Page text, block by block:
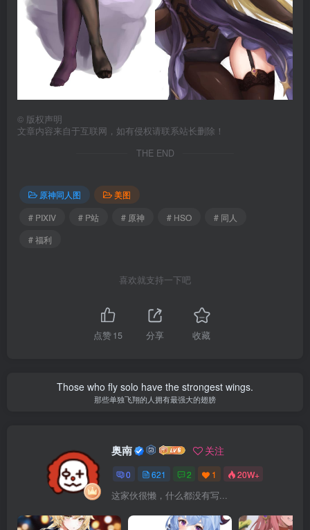
© 版权声明
文章内容来自于互联网，如有侵权请联系站长删除！
THE END
原神同人图
美图
# PIXIV
# P站 # 原神 # HSO
# 同人
# 福利
喜欢就支持一下吧
点赞15 分享 收藏
Those who fly solo have the strongest wings.
那些单独飞翔的人拥有最强大的翅膀
奥南 关注
0 621 2 1 20W+
这家伙很懒，什么都没有写...